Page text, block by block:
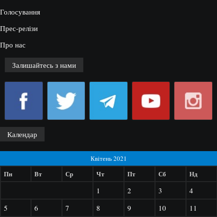
Голосування
Прес-релізи
Про нас
Залишайтесь з нами
Календар
Квітень 2021
Пн Вт Ср Чт Пт Сб Нд
1 2 3
4
5
6 7 8 9 10 11